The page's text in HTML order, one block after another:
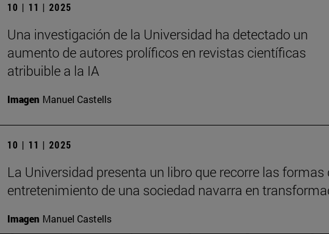
10 | 11 | 2025
Una investigación de la Universidad ha detectado un
aumento de autores prolíficos en revistas científicas
atribuible a la IA
Imagen Manuel Castells
10 | 11 | 2025
La Universidad presenta un libro que recorre las formas
entretenimiento de una sociedad navarra en
Imagen Manuel Castells